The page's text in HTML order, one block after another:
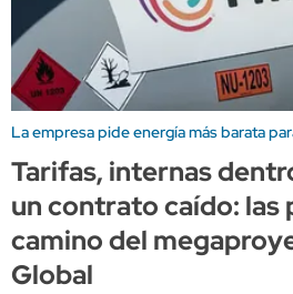
La empresa pide energía más barata
Tarifas, internas
un contrato caído: las
camino del
Global